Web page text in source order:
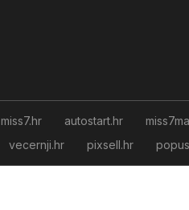
miss7.hr autostart.hr
vecernji.hr pixsell.hr